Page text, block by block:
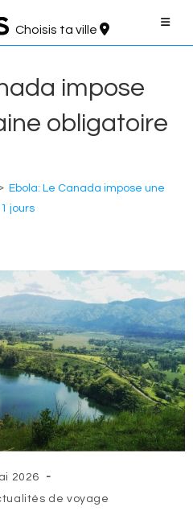
Choisis ta ville
impose
obligatoire
Ebola: Le Canada impose une
jours
2026
de voyage